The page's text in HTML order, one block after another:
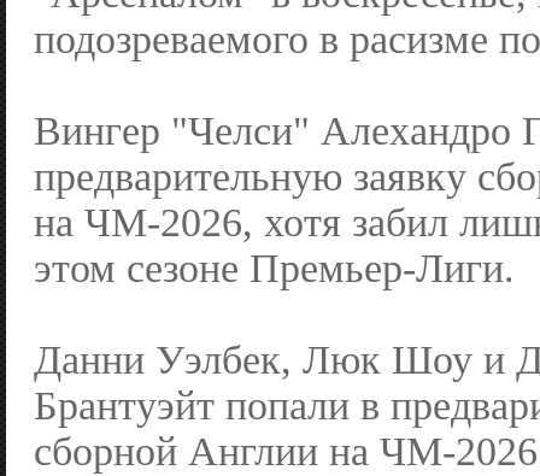
подозреваемого в расизме
Вингер "Челси" Алехандро
предварительную заявку
на ЧМ-2026, хотя забил
этом сезоне Премьер-Лиги.
Данни Уэлбек, Люк Шоу и
Брантуэйт попали в
сборной Англии на ЧМ-